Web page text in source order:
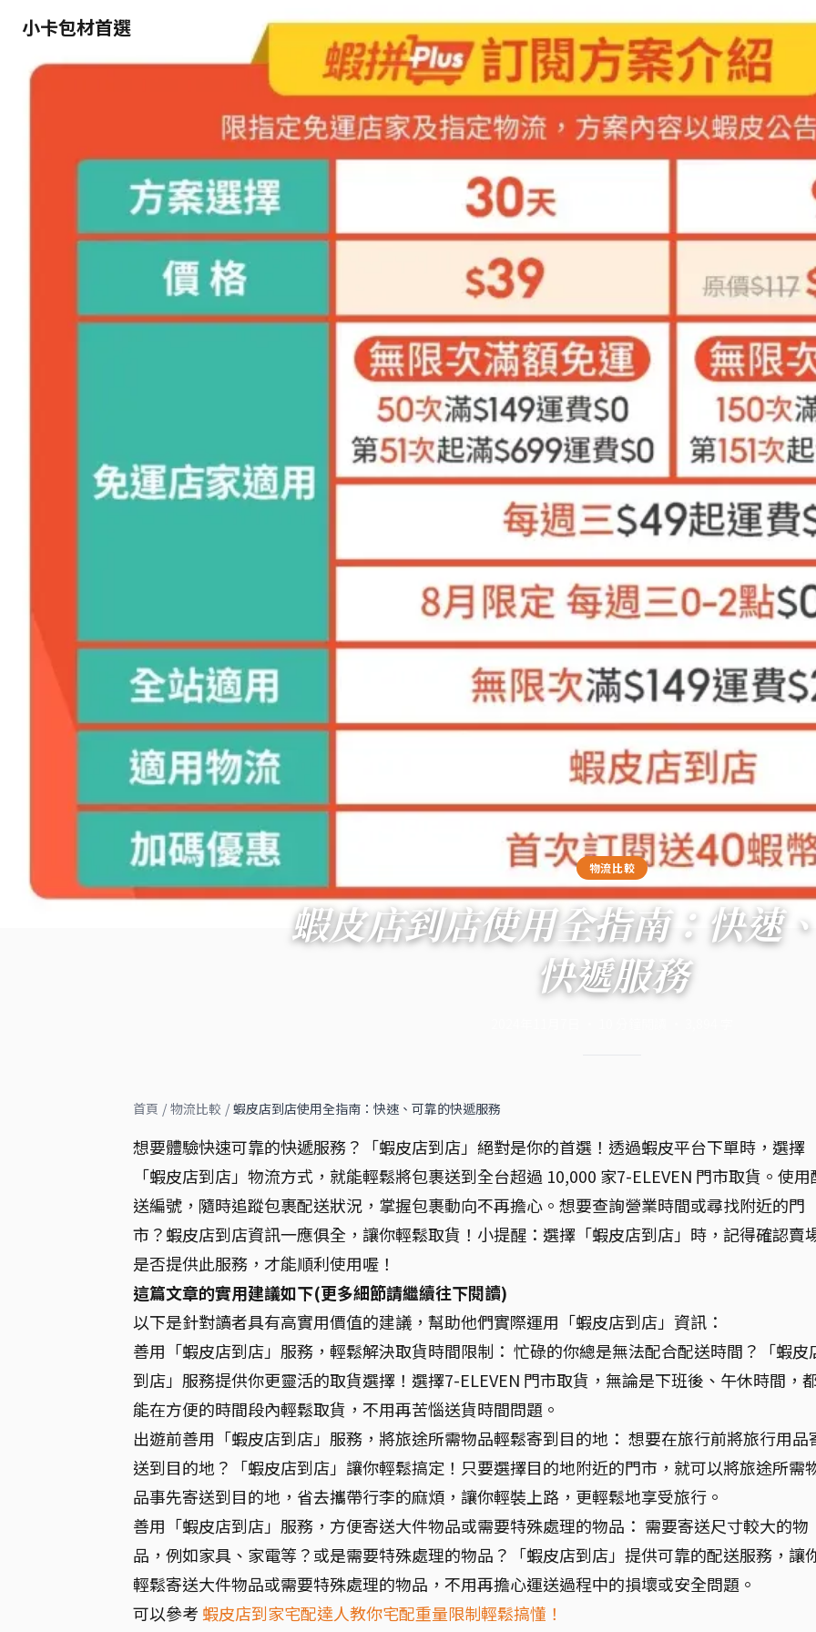
小卡包材首選
物流比較
蝦皮店到店使用全指南：快速
快遞服務
首頁 / 物流比較 / 蝦皮店到店使用全指南：快速、可靠的快遞服務
想要體驗快速可靠的快遞服務？「蝦皮店到店」絕對是你的首選！透過蝦皮平台下單時，選擇
「蝦皮店到店」物流方式，就能輕鬆將包裹送到全台超過 10,000 家7-ELEVEN 門市取貨。使用
送編號，隨時追蹤包裹配送狀況，掌握包裹動向不再擔心。想要查詢營業時間或尋找附近的門
市？蝦皮店到店資訊一應俱全，讓你輕鬆取貨！小提醒：選擇「蝦皮店到店」時，記得確認賣
是否提供此服務，才能順利使用喔！
這篇文章的實用建議如下(更多細節請繼續往下閱讀)
以下是針對讀者具有高實用價值的建議，幫助他們實際運用「蝦皮店到店」資訊：
善用「蝦皮店到店」服務，輕鬆解決取貨時間限制： 忙碌的你總是無法配合配送時間？「蝦皮
到店」服務提供你更靈活的取貨選擇！選擇7-ELEVEN 門市取貨，無論是下班後、午休時間，
能在方便的時間段內輕鬆取貨，不用再苦惱送貨時間問題。
出遊前善用「蝦皮店到店」服務，將旅途所需物品輕鬆寄到目的地： 想要在旅行前將旅行用品
送到目的地？「蝦皮店到店」讓你輕鬆搞定！只要選擇目的地附近的門市，就可以將旅途所需
品事先寄送到目的地，省去攜帶行李的麻煩，讓你輕裝上路，更輕鬆地享受旅行。
善用「蝦皮店到店」服務，方便寄送大件物品或需要特殊處理的物品： 需要寄送尺寸較大的物
品，例如家具、家電等？或是需要特殊處理的物品？「蝦皮店到店」提供可靠的配送服務，讓
輕鬆寄送大件物品或需要特殊處理的物品，不用再擔心運送過程中的損壞或安全問題。
可以參考 蝦皮店到家宅配達人教你宅配重量限制輕鬆搞懂！